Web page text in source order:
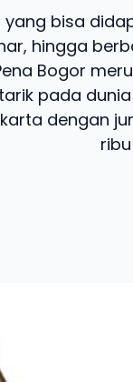
yang bisa
hingga
Bogor
pada
dengan
ribu